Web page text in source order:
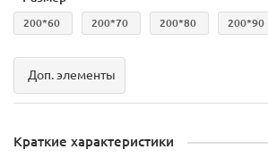
200*60 200*70 200*80 200*90
Доп. элементы
Краткие характеристики